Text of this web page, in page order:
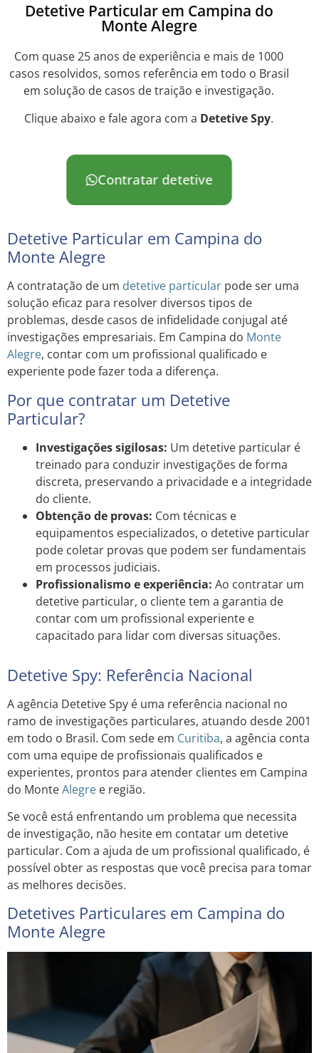
Detetive Particular em Campina do
Monte Alegre
Com quase 25 anos de experiência e mais de 1000
casos resolvidos, somos referência em todo o Brasil
em solução de casos de traição e investigação.
Clique abaixo e fale agora com a Detetive Spy.
Contratar detetive
Detetive Particular em Campina do
Monte Alegre
A contratação de um detetive particular pode ser uma
solução eficaz para resolver diversos tipos de
problemas, desde casos de infidelidade conjugal até
investigações empresariais. Em Campina do Monte
Alegre, contar com um profissional qualificado e
experiente pode fazer toda a diferença.
Por que contratar um Detetive
Particular?
Investigações sigilosas: Um detetive particular é
treinado para conduzir investigações de forma
discreta, preservando a privacidade e a integridade
do cliente.
Obtenção de provas: Com técnicas e
equipamentos especializados, o detetive particular
pode coletar provas que podem ser fundamentais
em processos judiciais.
Profissionalismo e experiência: Ao contratar um
detetive particular, o cliente tem a garantia de
contar com um profissional experiente e
capacitado para lidar com diversas situações.
Detetive Spy: Referência Nacional
A agência Detetive Spy é uma referência nacional no
ramo de investigações particulares, atuando desde 2001
em todo o Brasil. Com sede em Curitiba, a agência conta
com uma equipe de profissionais qualificados e
experientes, prontos para atender clientes em Campina
do MonteAlegre e região.
Se você está enfrentando um problema que necessita
de investigação, não hesite em contatar um detetive
particular. Com a ajuda de um profissional qualificado, é
possível obter as respostas que você precisa para tomar
as melhores decisões.
Detetives Particulares em Campina do
Monte Alegre